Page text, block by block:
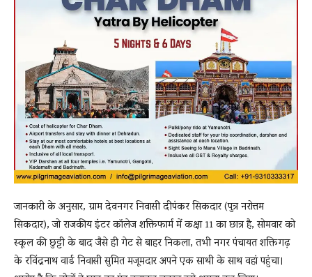
जानकारी के अनुसार, ग्राम देवनगर निवासी दीपंकर सिकदार (पुत्र नरोत्तम
सिकदार), जो राजकीय इंटर कॉलेज शक्तिफार्म में कक्षा 11 का छात्र है, सोमवार को
स्कूल की छुट्टी के बाद जैसे ही गेट से बाहर निकला, तभी नगर पंचायत शक्तिगढ़
के रविंद्रनाथ वार्ड निवासी सुमित मजूमदार अपने एक साथी के साथ वहां पहुंचा।